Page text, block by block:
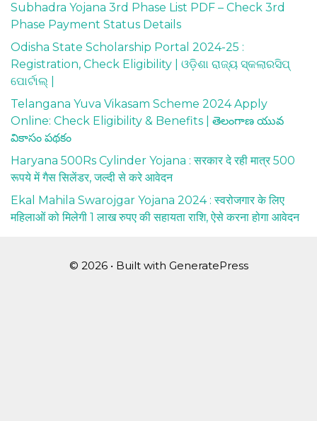
Subhadra Yojana 3rd Phase List PDF – Check 3rd
Phase Payment Status Details
Odisha State Scholarship Portal 2024-25 :
Registration, Check Eligibility | ଓଡ଼ିଶା ରାଜ୍ୟ ସ୍କଲାରସିପ୍
ପୋର୍ଟାଲ୍ |
Telangana Yuva Vikasam Scheme 2024 Apply
Online: Check Eligibility & Benefits | తెలంగాణ యువ
వికాసం పథకం
Haryana 500Rs Cylinder Yojana : सरकार दे रही मात्र 500
रूपये में गैस सिलेंडर, जल्दी से करे आवेदन
Ekal Mahila Swarojgar Yojana 2024 : स्वरोजगार के लिए
महिलाओं को मिलेगी 1 लाख रुपए की सहायता राशि, ऐसे करना होगा आवेदन
© 2026 • Built with GeneratePress